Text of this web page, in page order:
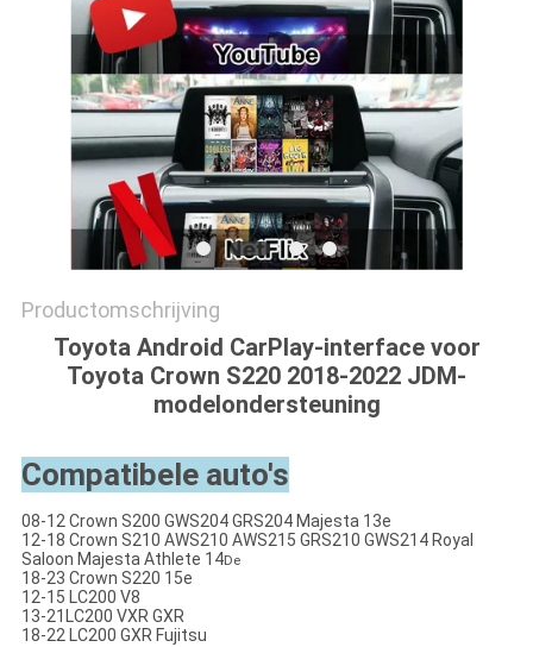
PRIVACY
POLICY
Productomschrijving
Toyota Android CarPlay-interface voor
Toyota Crown S220 2018-2022 JDM-
modelondersteuning
Compatibele auto's
08-12 Crown S200 GWS204 GRS204 Majesta 13e
12-18 Crown S210 AWS210 AWS215 GRS210 GWS214 Royal
Saloon Majesta Athlete 14De
18-23 Crown S220 15e
12-15 LC200 V8
13-21LC200 VXR GXR
18-22 LC200 GXR Fujitsu